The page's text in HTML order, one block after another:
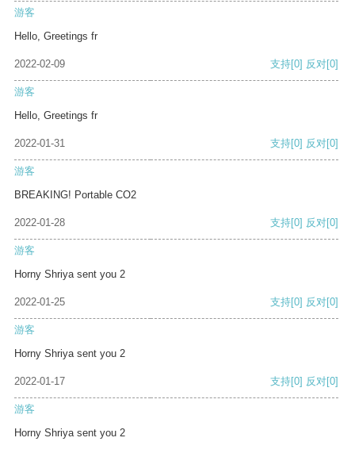
游客
Hello, Greetings fr
2022-02-09 支持[0] 反对[0]
游客
Hello, Greetings fr
2022-01-31 支持[0] 反对[0]
游客
BREAKING! Portable CO2
2022-01-28 支持[0] 反对[0]
游客
Horny Shriya sent you 2
2022-01-25 支持[0] 反对[0]
游客
Horny Shriya sent you 2
2022-01-17 支持[0] 反对[0]
游客
Horny Shriya sent you 2